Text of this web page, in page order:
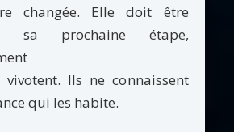
changée. Elle doit être
sa prochaine étape,
Ils ne connaissent
qui les habite.